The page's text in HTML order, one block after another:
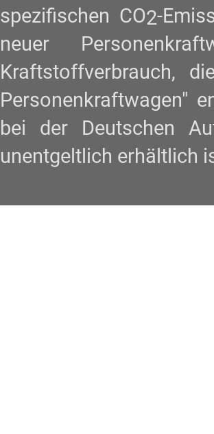
spezifischen CO2-
neuer
Kraftstoffverbrauch,
Personenkraftwagen"
bei der Deutschen
unentgeltlich erhältlich